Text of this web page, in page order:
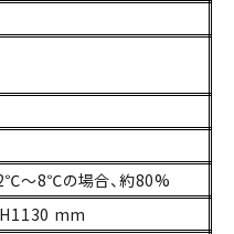
～8℃の場合、約80%
mm